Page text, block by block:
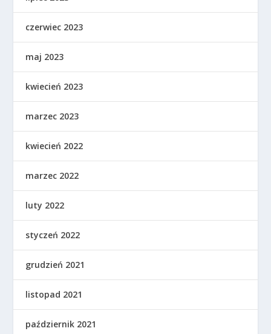
czerwiec 2023
maj 2023
kwiecień 2023
marzec 2023
kwiecień 2022
marzec 2022
luty 2022
styczeń 2022
grudzień 2021
listopad 2021
październik 2021